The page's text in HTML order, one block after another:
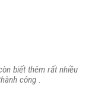
biết thêm rất nhiều
công .